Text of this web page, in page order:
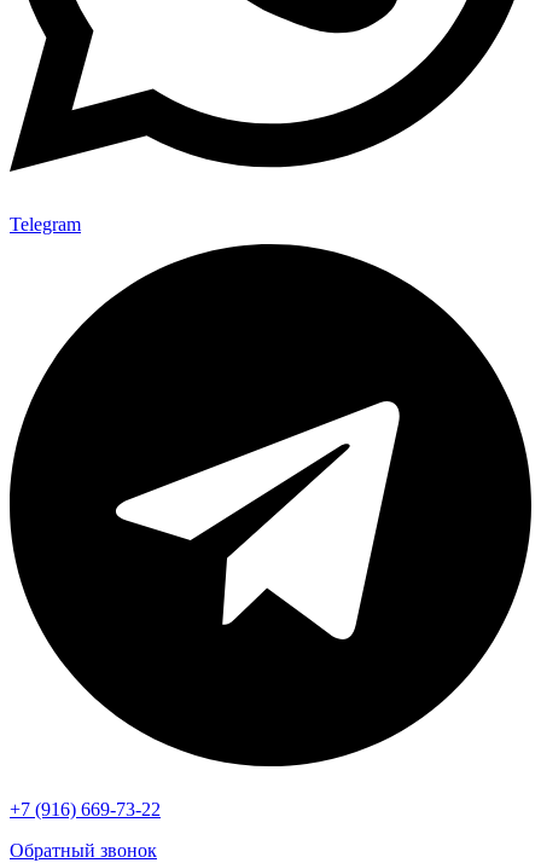
Telegram
+7 (916) 669-73-22
Обратный звонок